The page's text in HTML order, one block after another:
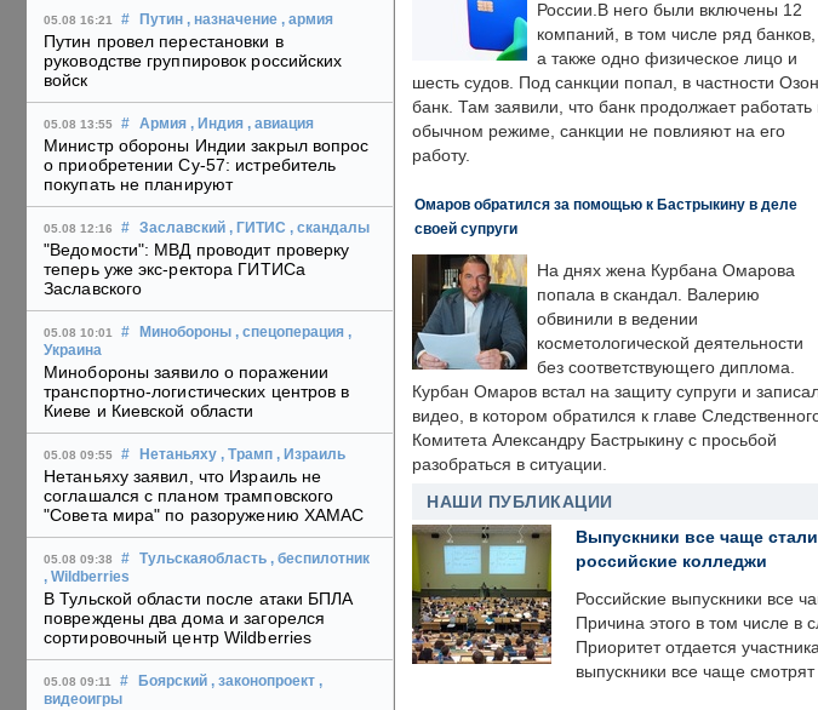
05.08 16:21 # Путин , назначение , армия
Путин провел перестановки в
руководстве группировок российских
войск
05.08 13:55 # Армия , Индия , авиация
Министр обороны Индии закрыл вопрос
о приобретении Су-57: истребитель
покупать не планируют
05.08 12:16 # Заславский , ГИТИС , скандалы
"Ведомости": МВД проводит проверку
теперь уже экс-ректора ГИТИСа
Заславского
05.08 10:01 # Минобороны , спецоперация ,
Украина
Минобороны заявило о поражении
транспортно-логистических центров в
Киеве и Киевской области
05.08 09:55 # Нетаньяху , Трамп , Израиль
Нетаньяху заявил, что Израиль не
соглашался с планом трамповского
"Совета мира" по разоружению ХАМАС
05.08 09:38 # Тульскаяобласть , беспилотник
, Wildberries
В Тульской области после атаки БПЛА
повреждены два дома и загорелся
сортировочный центр Wildberries
05.08 09:11 # Боярский , законопроект ,
видеоигры
России.В него были включены 12
компаний, в том числе ряд банков,
а также одно физическое лицо и
шесть судов. Под санкции попал, в частности Озон
банк. Там заявили, что банк продолжает работать
обычном режиме, санкции не повлияют на его
работу.
Омаров обратился за помощью к Бастрыкину в деле
своей супруги
На днях жена Курбана Омарова
попала в скандал. Валерию
обвинили в ведении
косметологической деятельности
без соответствующего диплома.
Курбан Омаров встал на защиту супруги и
видео, в котором обратился к главе
Комитета Александру Бастрыкину с просьбой
разобраться в ситуации.
НАШИ ПУБЛИКАЦИИ
Выпускники все чаще
российские колледжи
Российские выпускники все
Причина этого в том числе в
Приоритет отдается
выпускники все чаще